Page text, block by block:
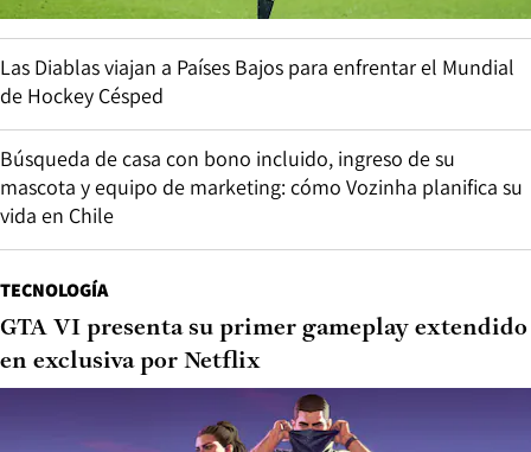
Las Diablas viajan a Países Bajos para enfrentar el Mundial
de Hockey Césped
Búsqueda de casa con bono incluido, ingreso de su
mascota y equipo de marketing: cómo Vozinha planifica su
vida en Chile
TECNOLOGÍA
GTA VI presenta su primer gameplay extendido
en exclusiva por Netflix